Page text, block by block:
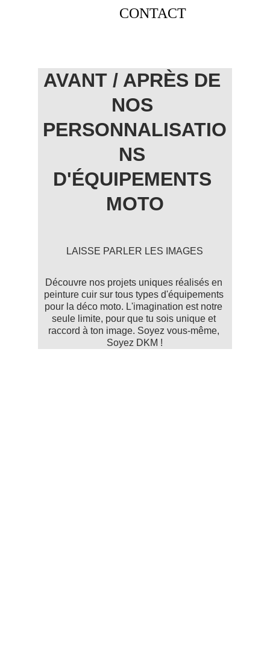
CONTACT
AVANT / APRÈS DE
NOS
PERSONNALISATIO
NS
D'ÉQUIPEMENTS
MOTO
LAISSE PARLER LES IMAGES
Découvre nos projets uniques réalisés en
peinture cuir sur tous types d'équipements
pour la déco moto. L'imagination est notre
seule limite, pour que tu sois unique et
raccord à ton image. Soyez vous-même,
Soyez DKM !